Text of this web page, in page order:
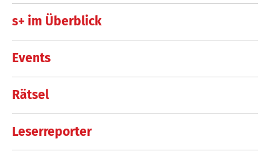
s+ im Überblick
Events
Rätsel
Leserreporter